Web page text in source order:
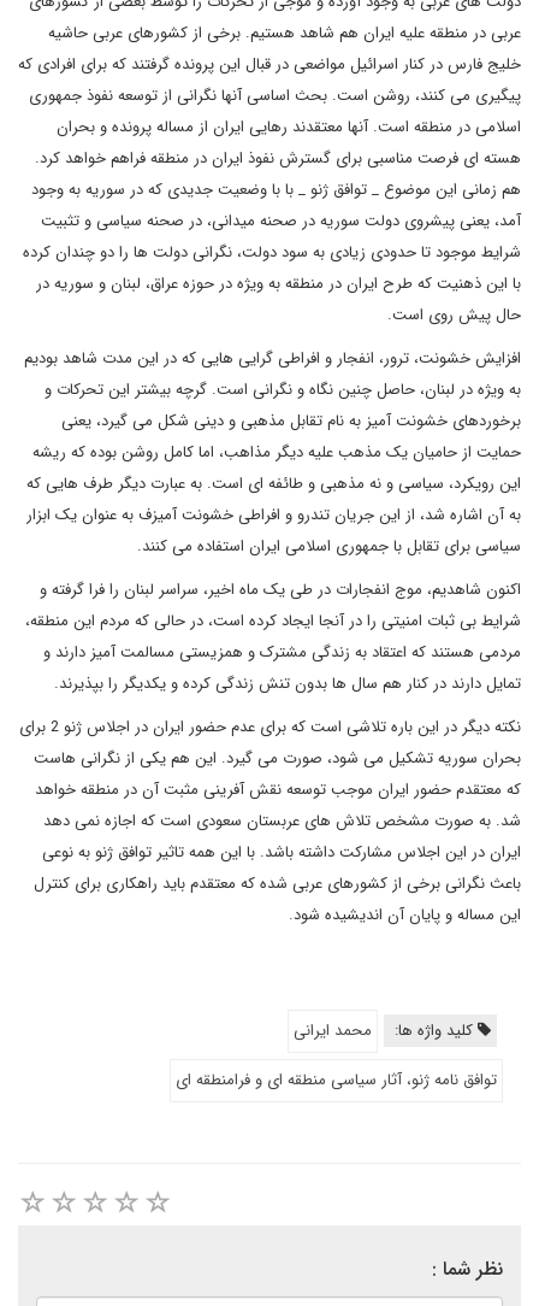
عربی در منطقه علیه ایران هم شاهد هستیم. برخی از کشورهای عربی حاشیه
خلیج فارس در کنار اسرائیل مواضعی در قبال این پرونده گرفتند که برای افرادی که
پیگیری می کنند، روشن است. بحث اساسی آنها نگرانی از توسعه نفوذ جمهوری
اسلامی در منطقه است. آنها معتقدند رهایی ایران از مساله پرونده و بحران
هسته ای فرصت مناسبی برای گسترش نفوذ ایران در منطقه فراهم خواهد کرد.
هم زمانی این موضوع _ توافق ژنو _ با با وضعیت جدیدی که در سوریه به وجود
آمد، یعنی پیشروی دولت سوریه در صحنه میدانی، در صحنه سیاسی و تثبیت
شرایط موجود تا حدودی زیادی به سود دولت، نگرانی دولت ها را دو چندان کرده
با این ذهنیت که طرح ایران در منطقه به ویژه در حوزه عراق، لبنان و سوریه در
حال پیش روی است.
افزایش خشونت، ترور، انفجار و افراطی گرایی هایی که در این مدت شاهد بودیم
به ویژه در لبنان، حاصل چنین نگاه و نگرانی است. گرچه بیشتر این تحرکات و
برخوردهای خشونت آمیز به نام تقابل مذهبی و دینی شکل می گیرد، یعنی
حمایت از حامیان یک مذهب علیه دیگر مذاهب، اما کامل روشن بوده که ریشه
این رویکرد، سیاسی و نه مذهبی و طائفه ای است. به عبارت دیگر طرف هایی که
به آن اشاره شد، از این جریان تندرو و افراطی خشونت آمیزف به عنوان یک ابزار
سیاسی برای تقابل با جمهوری اسلامی ایران استفاده می کنند.
اکنون شاهدیم، موج انفجارات در طی یک ماه اخیر، سراسر لبنان را فرا گرفته و
شرایط بی ثبات امنیتی را در آنجا ایجاد کرده است، در حالی که مردم این منطقه،
مردمی هستند که اعتقاد به زندگی مشترک و همزیستی مسالمت آمیز دارند و
تمایل دارند در کنار هم سال ها بدون تنش زندگی کرده و یکدیگر را بپذیرند.
نکته دیگر در این باره تلاشی است که برای عدم حضور ایران در اجلاس ژنو 2 برای
بحران سوریه تشکیل می شود، صورت می گیرد. این هم یکی از نگرانی هاست
که معتقدم حضور ایران موجب توسعه نقش آفرینی مثبت آن در منطقه خواهد
شد. به صورت مشخص تلاش های عربستان سعودی است که اجازه نمی دهد
ایران در این اجلاس مشارکت داشته باشد. با این همه تاثیر توافق ژنو به نوعی
باعث نگرانی برخی از کشورهای عربی شده که معتقدم باید راهکاری برای کنترل
این مساله و پایان آن اندیشیده شود.
کلید واژه ها:
محمد ایرانی
توافق نامه ژنو، آثار سیاسی منطقه ای و فرامنطقه ای
نظر شما :